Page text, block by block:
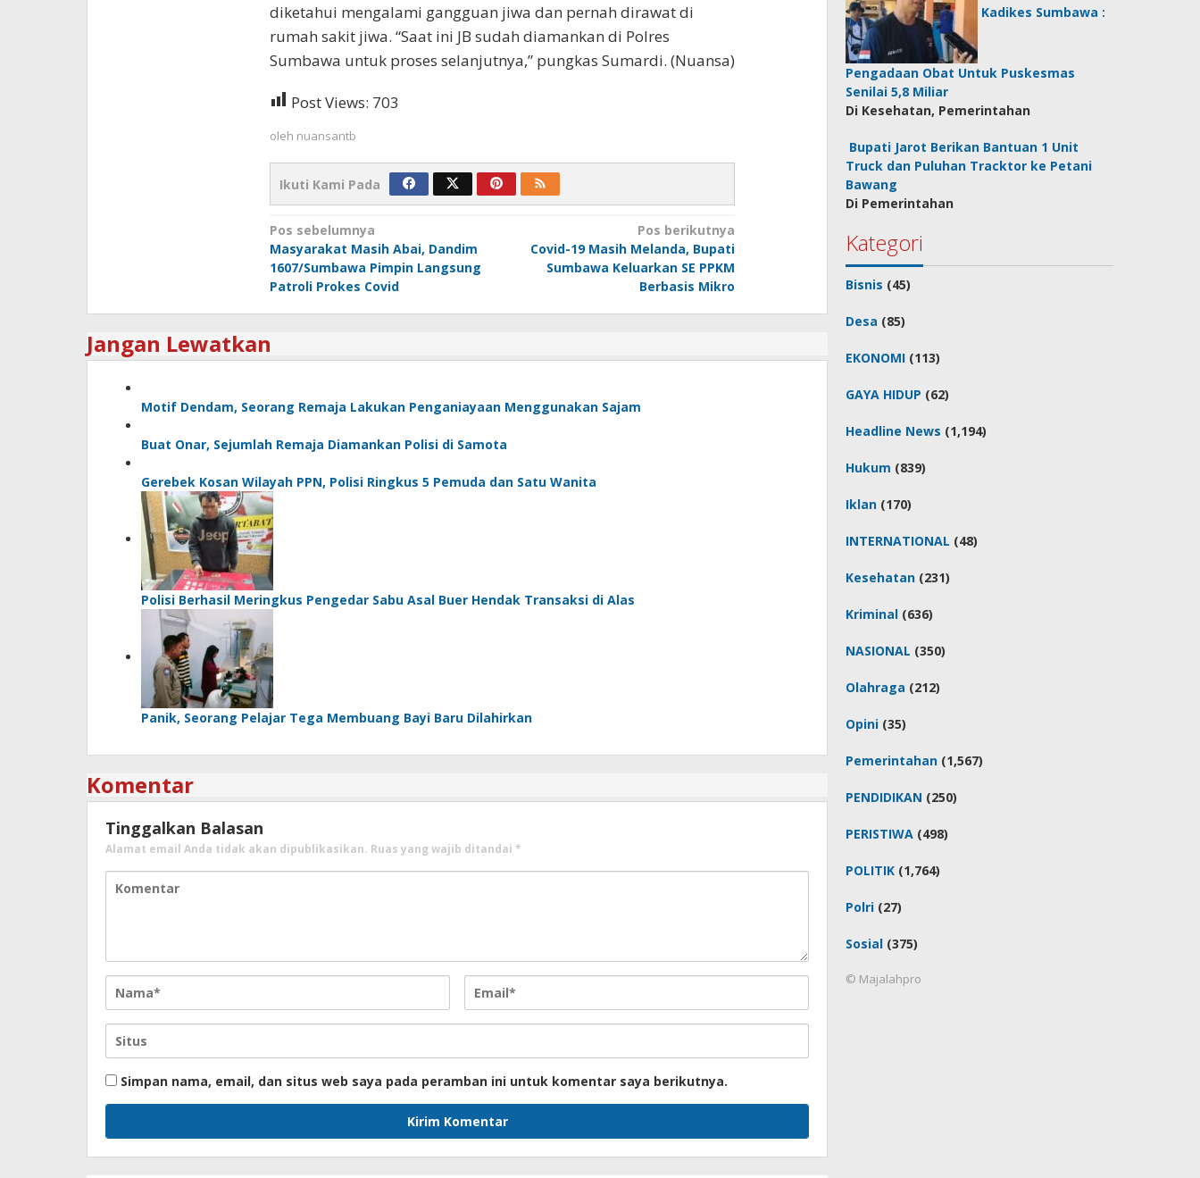
diketahui mengalami gangguan jiwa dan pernah dirawat di
rumah sakit jiwa. “Saat ini JB sudah diamankan di Polres
Sumbawa untuk proses selanjutnya,” pungkas Sumardi. (Nuansa)
Post Views: 703
oleh nuansantb
Ikuti Kami Pada
Navigasi
pos
Pos sebelumnya
Masyarakat Masih Abai, Dandim
1607/Sumbawa Pimpin Langsung
Patroli Prokes Covid
Pos berikutnya
Covid-19 Masih Melanda, Bupati
Sumbawa Keluarkan SE PPKM
Berbasis Mikro
Jangan Lewatkan
Motif Dendam, Seorang Remaja Lakukan Penganiayaan Menggunakan Sajam
Buat Onar, Sejumlah Remaja Diamankan Polisi di Samota
Gerebek Kosan Wilayah PPN, Polisi Ringkus 5 Pemuda dan Satu Wanita
Polisi Berhasil Meringkus Pengedar Sabu Asal Buer Hendak Transaksi di Alas
Panik, Seorang Pelajar Tega Membuang Bayi Baru Dilahirkan
Komentar
Tinggalkan Balasan
Alamat email Anda tidak akan dipublikasikan. Ruas yang wajib ditandai *
Simpan nama, email, dan situs web saya pada peramban ini untuk komentar saya berikutnya.
Kadikes Sumbawa :
Pengadaan Obat Untuk Puskesmas
Senilai 5,8 Miliar
Di Kesehatan, Pemerintahan
Bupati Jarot Berikan Bantuan 1 Unit
Truck dan Puluhan Tracktor ke Petani
Bawang
Di Pemerintahan
Kategori
Bisnis (45)
Desa (85)
EKONOMI (113)
GAYA HIDUP (62)
Headline News (1,194)
Hukum (839)
Iklan (170)
INTERNATIONAL (48)
Kesehatan (231)
Kriminal (636)
NASIONAL (350)
Olahraga (212)
Opini (35)
Pemerintahan (1,567)
PENDIDIKAN (250)
PERISTIWA (498)
POLITIK (1,764)
Polri (27)
Sosial (375)
© Majalahpro